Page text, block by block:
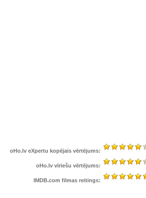
oHo.lv eXpertu kopējais vērtējums:
oHo.lv vīriešu vērtējums:
IMDB.com filmas reitings: